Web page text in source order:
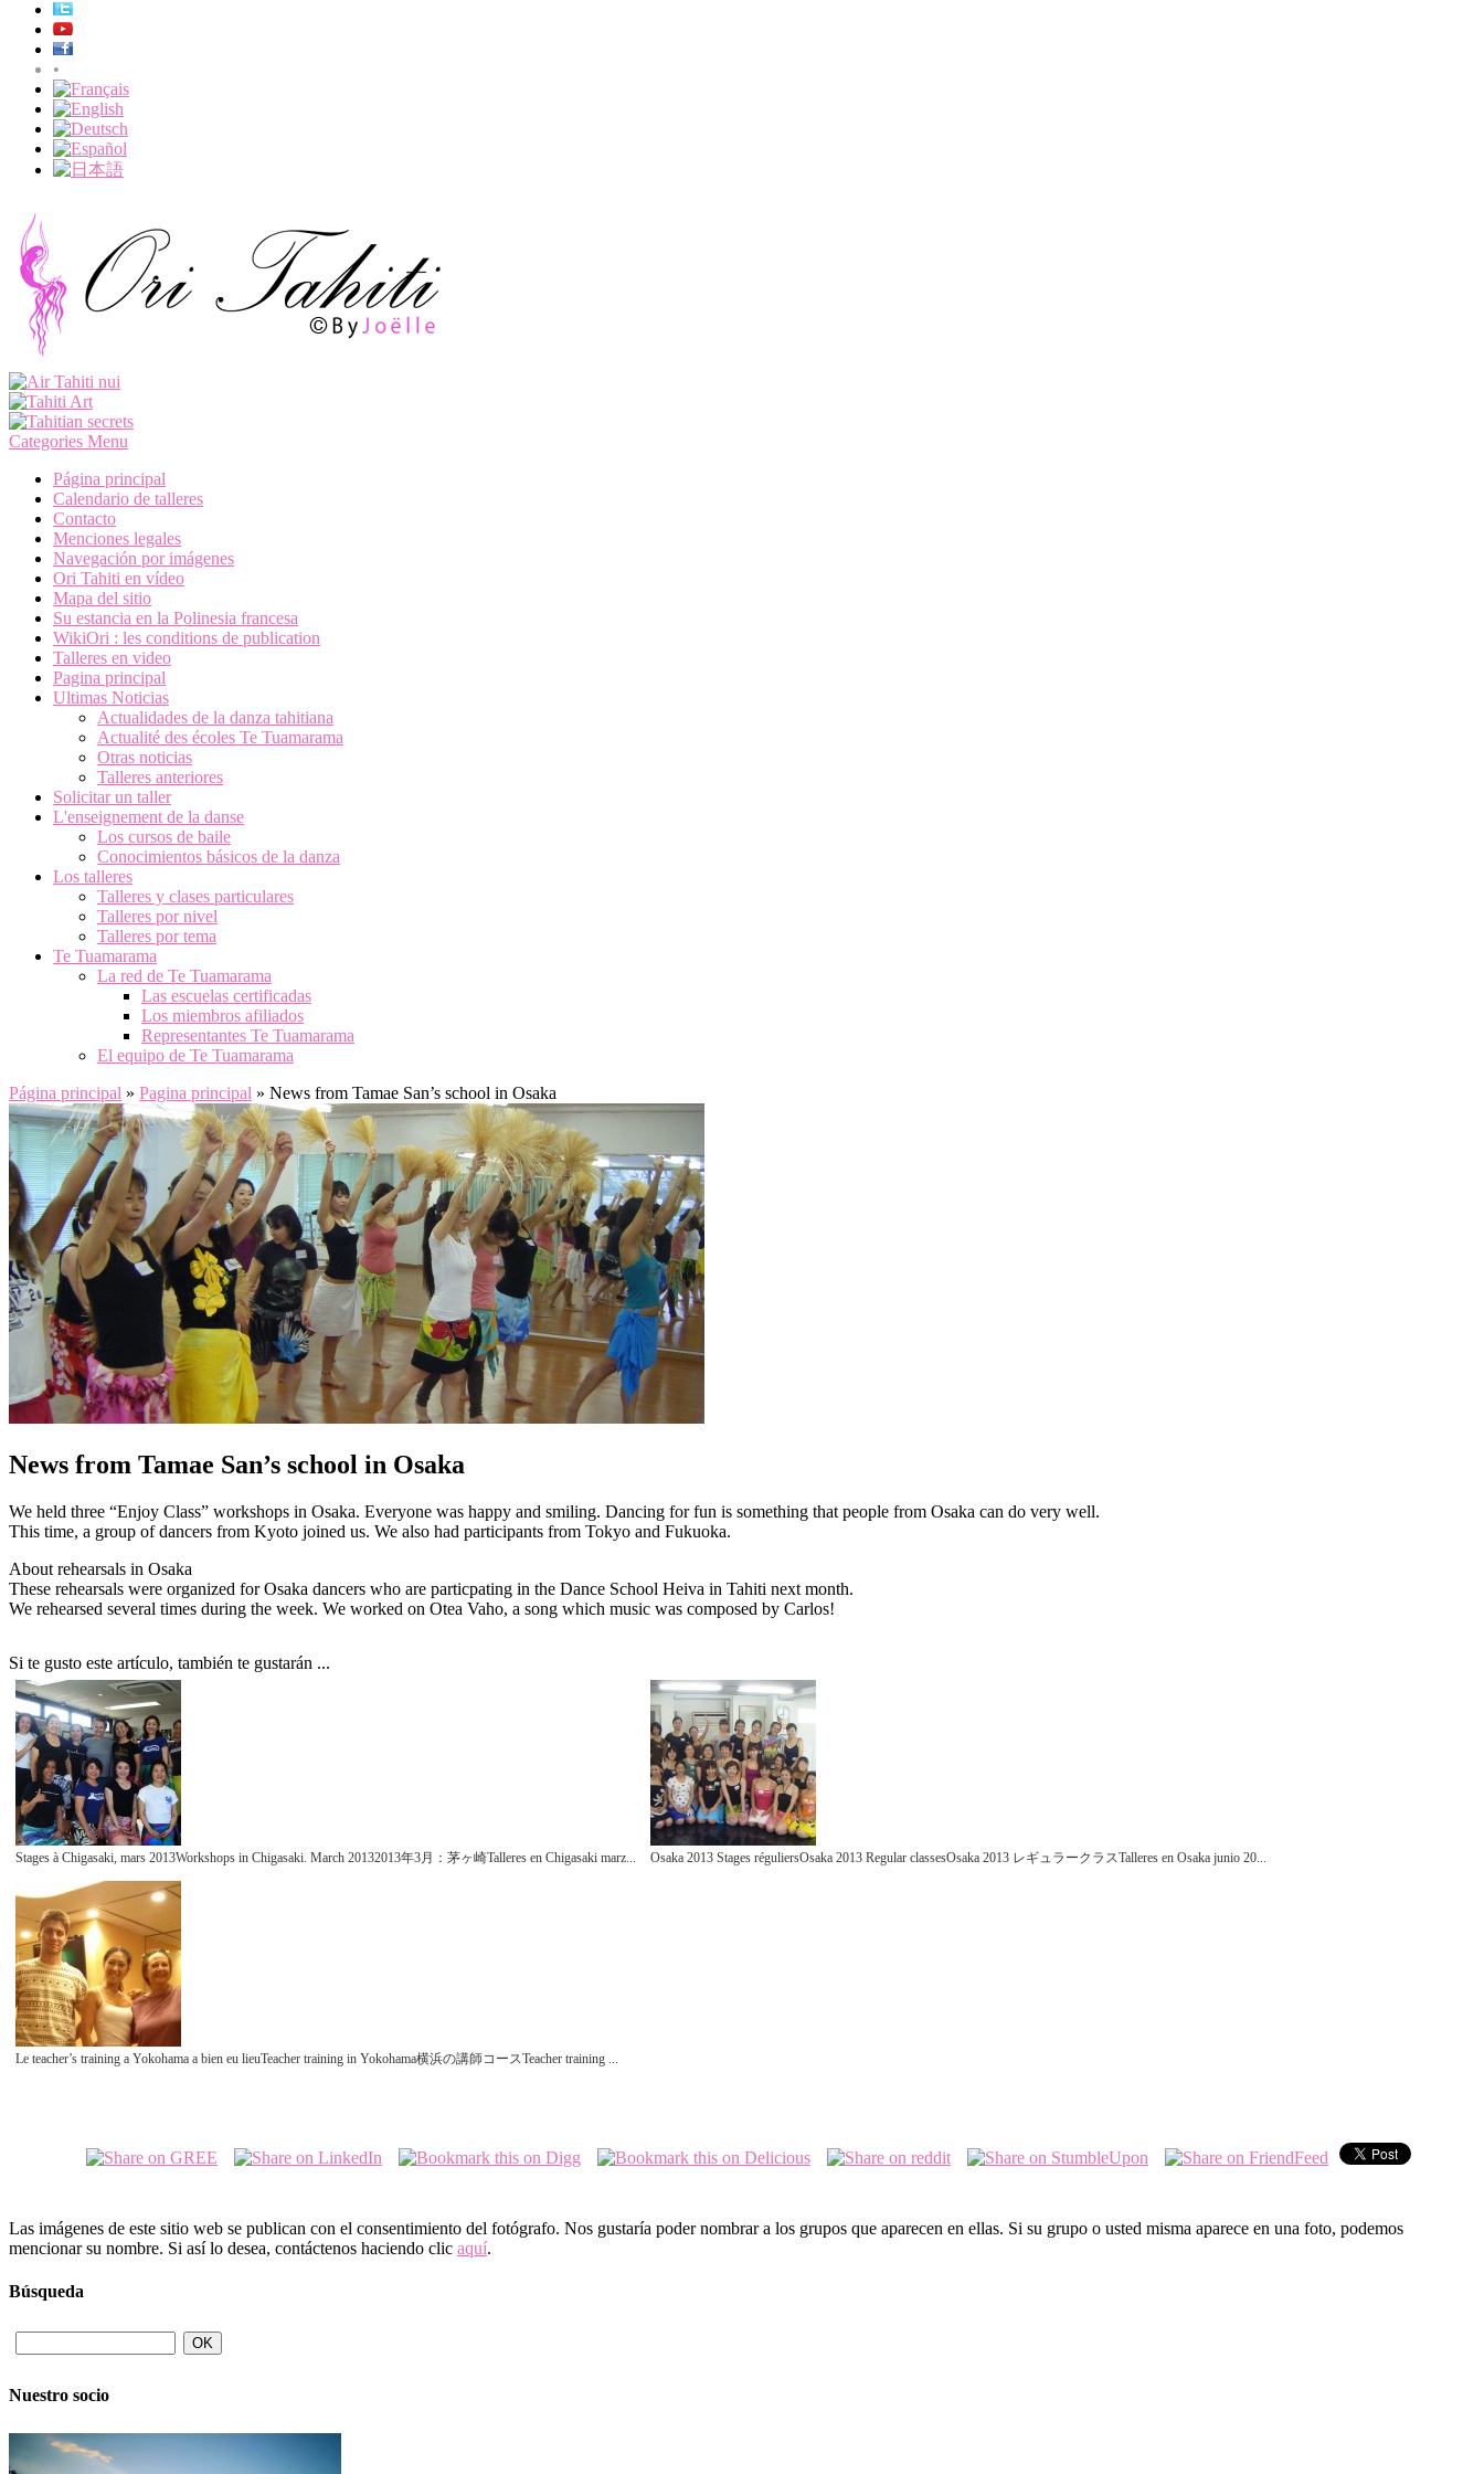
•
Categories Menu
Página principal
Calendario de talleres
Contacto
Menciones legales
Navegación por imágenes
Ori Tahiti en vídeo
Mapa del sitio
Su estancia en la Polinesia francesa
WikiOri : les conditions de publication
Talleres en video
Pagina principal
Ultimas Noticias
Actualidades de la danza tahitiana
Actualité des écoles Te Tuamarama
Otras noticias
Talleres anteriores
Solicitar un taller
L'enseignement de la danse
Los cursos de baile
Conocimientos básicos de la danza
Los talleres
Talleres y clases particulares
Talleres por nivel
Talleres por tema
Te Tuamarama
La red de Te Tuamarama
Las escuelas certificadas
Los miembros afiliados
Representantes Te Tuamarama
El equipo de Te Tuamarama
Página principal » Pagina principal » News from Tamae San’s school in Osaka
News from Tamae San’s school in Osaka
We held three “Enjoy Class” workshops in Osaka. Everyone was happy and smiling. Dancing for fun is something that people from Osaka can do very well.
This time, a group of dancers from Kyoto joined us. We also had participants from Tokyo and Fukuoka.
About rehearsals in Osaka
These rehearsals were organized for Osaka dancers who are particpating in the Dance School Heiva in Tahiti next month.
We rehearsed several times during the week. We worked on Otea Vaho, a song which music was composed by Carlos!
Si te gusto este artículo, también te gustarán ...
Stages à Chigasaki, mars 2013Workshops in Chigasaki. March 20132013年3月：茅ヶ崎Talleres en Chigasaki marz... Osaka 2013 Stages réguliersOsaka 2013 Regular classesOsaka 2013 レギュラークラスTalleres en Osaka junio 20...
Le teacher’s training a Yokohama a bien eu lieuTeacher training in Yokohama横浜の講師コースTeacher training ...
Las imágenes de este sitio web se publican con el consentimiento del fotógrafo. Nos gustaría poder nombrar a los grupos que aparecen en ellas. Si su grupo o usted misma aparece en una foto, podemos
mencionar su nombre. Si así lo desea, contáctenos haciendo clic aquí.
Búsqueda
Nuestro socio